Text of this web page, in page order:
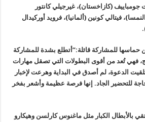
جومباييف (كازاخستان)، غيرجيلي كانتور
فيتالي كونين (ألمانيا)، فرويد أوركيدال
للمشاركة قائلة:”أتطلع بشدة للمشاركة
فهي تُعد من أقوى البطولات التي تصقل مهارات
الدعوة، لم أصدق في البداية وهرعت لإخبار
للتحضير الجاد. إنها فرصة عظيمة وأشعر بفخر
بالأبطال الكبار مثل ماغنوس كارلسن وهيكارو